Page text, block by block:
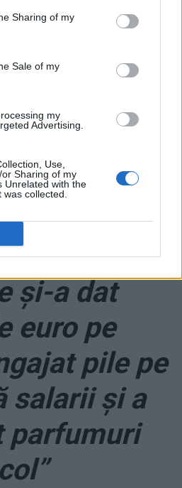
Sharing of my
Sale of my
my
Advertising.
Use,
Sharing of my
Unrelated with the
collected.
Asta a
A fost odată
fost în
ani de la
13-15 iunie
din taxele
de
fosta
și-a dat
euro pe
pile pe
salarii și a
parfumuri